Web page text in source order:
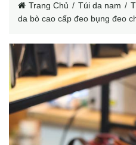
Trang Chủ Túi da nam
da bò cao cấp đeo bụng đeo